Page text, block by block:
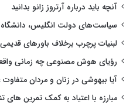
آنچه باید درباره آرتروز زانو بدانید
سیاست‌های دولت انگلیس،
لبنیات پرچرب برخلاف باورهای
رؤیای هوش مصنوعی چه زمانی
آیا بیهوشی در زنان و مردان
مبارزه با اعتیاد به کمک تمرین های